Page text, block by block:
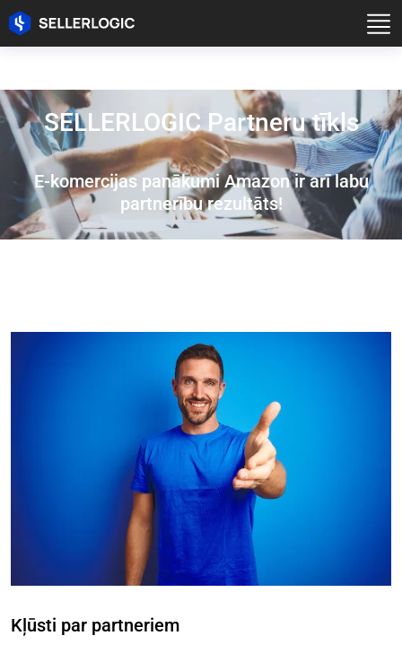
SELLERLOGIC Partneru tīkls
E-komercijas panākumi Amazon ir arī labu
partnerību rezultāts!
Kļūsti par partneriem